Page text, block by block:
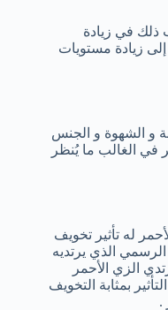
ذلك في زيادة
زيادة مستويات
و الشهوة و الجنس
في الغالب ما يُنظر
له تأثير تخويف
الذي يرتديه
الزي الأحمر
بمثابة التخويف
.